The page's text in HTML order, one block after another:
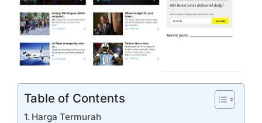
Table of Contents
Harga Termurah